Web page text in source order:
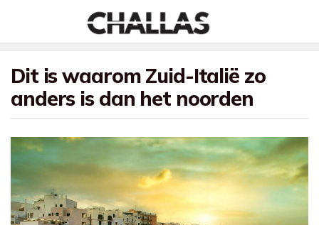
Dit is waarom Zuid-Italië zo
anders is dan het noorden